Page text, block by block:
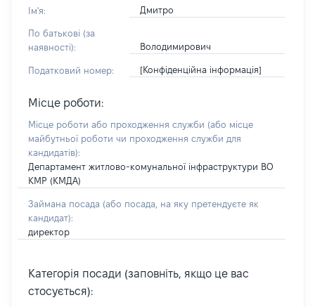
Ім'я: Дмитро
По батькові (за
наявності):
Володимирович
Податковий номер: [Конфіденційна інформація]
Місце роботи:
Місце роботи або проходження служби (або місце
майбутньої роботи чи проходження служби для
кандидатів):
Департамент житлово-комунальної інфраструктури ВО
КМР (КМДА)
Займана посада (або посада, на яку претендуєте як
кандидат):
директор
Категорія посади (заповніть, якщо це вас
стосується):